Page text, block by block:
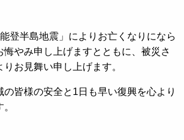
登半島地震」によりお亡くなりになら
やみ申し上げますとともに、被災さ
お見舞い申し上げます。
皆様の安全と1日も早い復興を心より